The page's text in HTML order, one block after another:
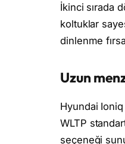
İkinci sırada
koltuklar
dinlenme
Uzun
Hyundai
WLTP
seçeneği